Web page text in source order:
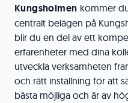
Kungsholmen kommer
centralt belägen på
blir du en del av ett
erfarenheter med dina
utveckla verksamheten
och rätt inställning för att
bästa möjliga och är av